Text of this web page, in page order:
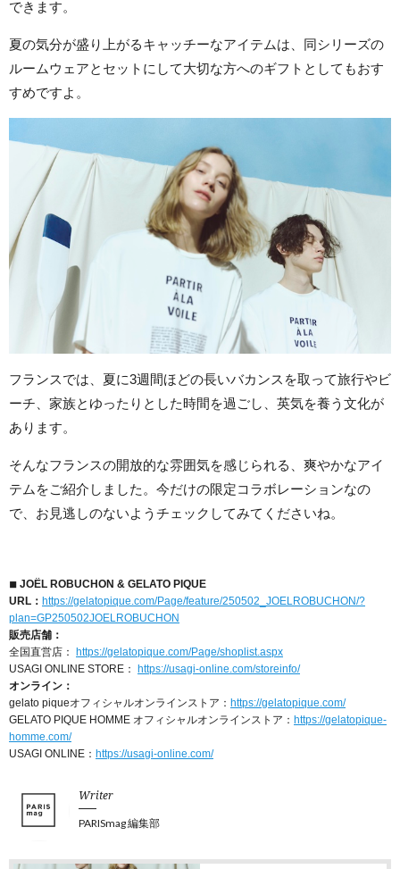
できます。
夏の気分が盛り上がるキャッチーなアイテムは、同シリーズの
ルームウェアとセットにして大切な方へのギフトとしてもおす
すめですよ。
フランスでは、夏に3週間ほどの長いバカンスを取って旅行やビ
ーチ、家族とゆったりとした時間を過ごし、英気を養う文化が
あります。
そんなフランスの開放的な雰囲気を感じられる、爽やかなアイ
テムをご紹介しました。今だけの限定コラボレーションなの
で、お見逃しのないようチェックしてみてくださいね。
◾︎ JOËL ROBUCHON & GELATO PIQUE
URL： https://gelatopique.com/Page/feature/250502_JOELROBUCHON/?
plan=GP250502JOELROBUCHON
販売店舗：
全国直営店： https://gelatopique.com/Page/shoplist.aspx
USAGI ONLINE STORE： https://usagi-online.com/storeinfo/
オンライン：
gelato piqueオフィシャルオンラインストア： https://gelatopique.com/
GELATO PIQUE HOMME オフィシャルオンラインストア： https://gelatopique-
homme.com/
USAGI ONLINE： https://usagi-online.com/
Writer
PARISmag 編集部